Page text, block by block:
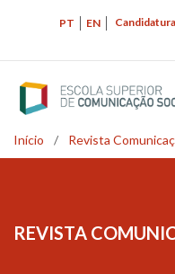
conteúdo
principal
PT EN
Navegação
Início / Revista
REVISTA